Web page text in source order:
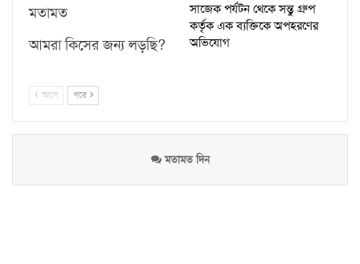
মতামত
আমরা কিসের জন্য লড়ছি?
সাজেক পর্যটন থেকে সন্তু গ্রুপ
কর্তৃক এক ব্যক্তিকে অপহরণের
অভিযোগ
আগে পরে
মতামত দিন